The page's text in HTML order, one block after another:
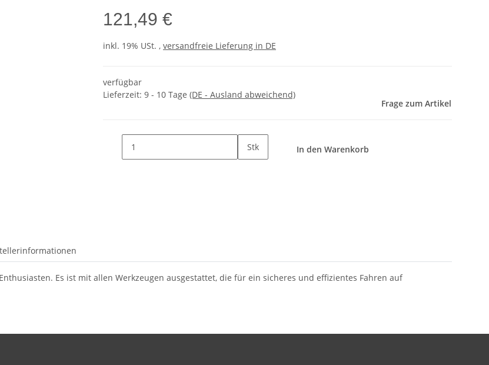
121,49 €
inkl. 19% USt. , versandfreie Lieferung in DE
verfügbar
Lieferzeit: 9 - 10 Tage (DE - Ausland abweichend)
Frage zum Artikel
Stk In den Warenkorb
Es ist mit allen Werkzeugen ausgestattet, die für ein sicheres und effizientes Fahren auf